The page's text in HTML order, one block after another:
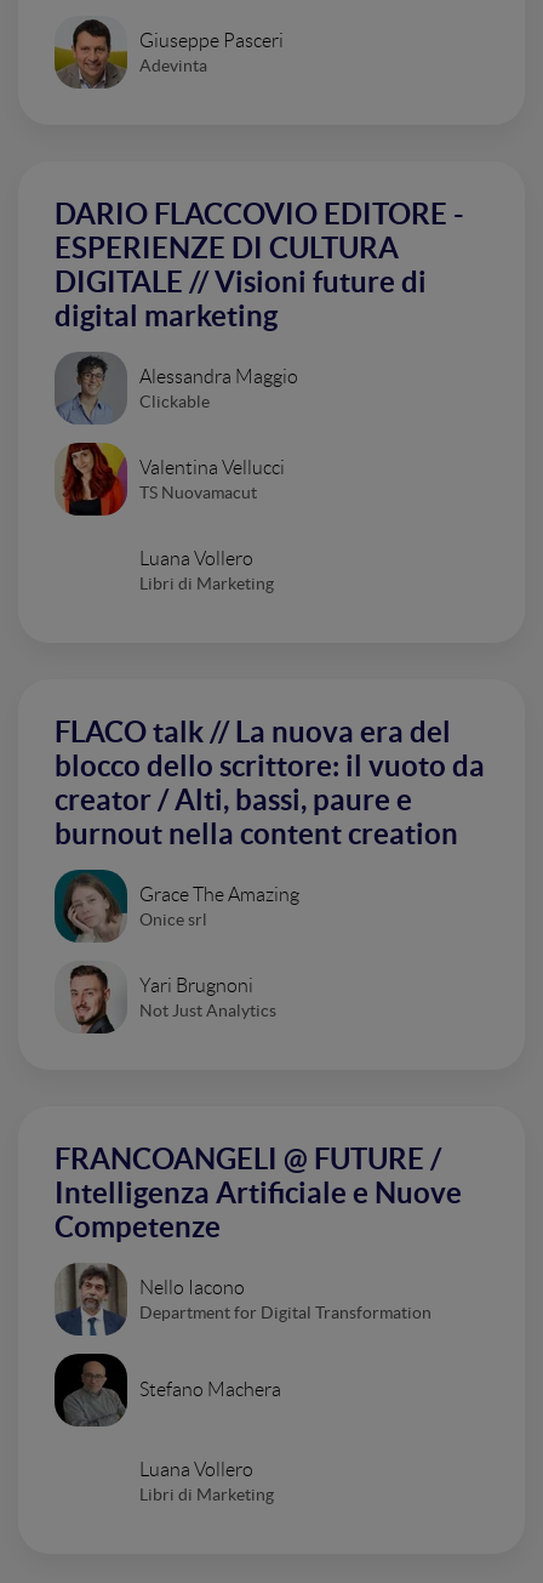
Giuseppe Pasceri
Adevinta
DARIO FLACCOVIO EDITORE -
ESPERIENZE DI CULTURA
DIGITALE // Visioni future di
digital marketing
Alessandra Maggio
Clickable
Valentina Vellucci
TS Nuovamacut
Luana Vollero
Libri di Marketing
FLACO talk // La nuova era del
blocco dello scrittore: il vuoto da
creator / Alti, bassi, paure e
burnout nella content creation
Grace The Amazing
Onice srl
Yari Brugnoni
Not Just Analytics
FRANCOANGELI @ FUTURE /
Intelligenza Artificiale e Nuove
Competenze
Nello Iacono
Department for Digital Transformation
Stefano Machera
Luana Vollero
Libri di Marketing